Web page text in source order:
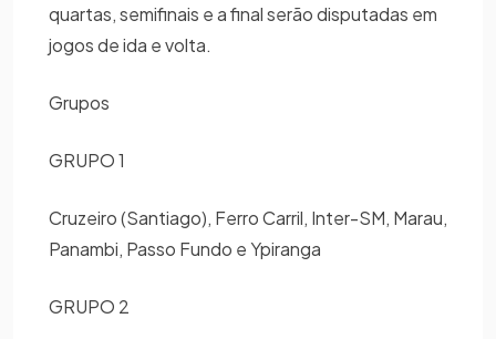
quartas, semifinais e a final serão disputadas em
jogos de ida e volta.
Grupos
GRUPO 1
Cruzeiro (Santiago), Ferro Carril, Inter-SM, Marau,
Panambi, Passo Fundo e Ypiranga
GRUPO 2